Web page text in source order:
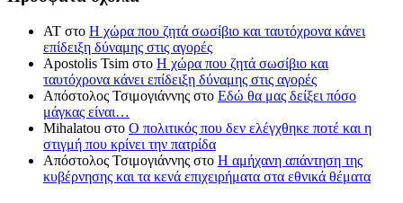
ΑΤ στο Η χώρα που ζητά σωσίβιο και ταυτόχρονα κάνει
επίδειξη δύναμης στις αγορές
Apostolis Tsim στο Η χώρα που ζητά σωσίβιο και
ταυτόχρονα κάνει επίδειξη δύναμης στις αγορές
Απόστολος Τσιμογιάννης στο Εδώ θα μας δείξει πόσο
μάγκας είναι…
Mihalatou στο Ο πολιτικός που δεν ελέγχθηκε ποτέ και η
στιγμή που κρίνει την πατρίδα
Απόστολος Τσιμογιάννης στο Η αμήχανη απάντηση της
κυβέρνησης και τα κενά επιχειρήματα στα εθνικά θέματα